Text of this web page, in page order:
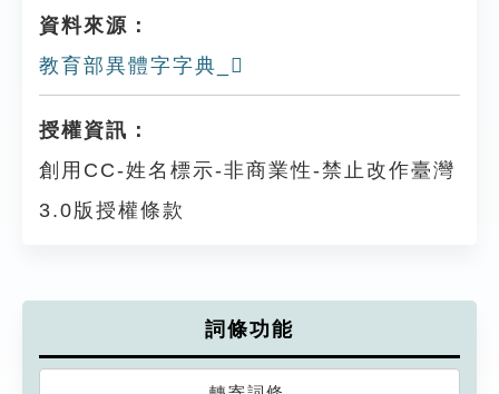
資料來源：
教育部異體字字典_𡈘
授權資訊：
創用CC-姓名標示-非商業性-禁止改作臺灣
3.0版授權條款
詞條功能